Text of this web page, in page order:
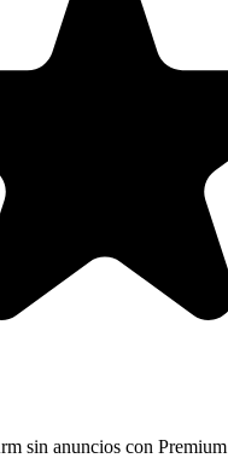
sin anuncios con Premium